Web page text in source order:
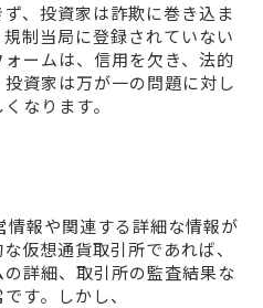
、投資家は詐欺に巻き込ま
制当局に登録されていない
ームは、信用を欠き、法的
資家は万が一の問題に対し
なります。
報や関連する詳細な情報が
仮想通貨取引所であれば、
詳細、取引所の監査結果な
す。しかし、